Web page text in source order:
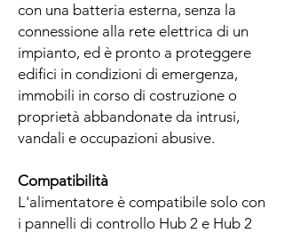
con una batteria esterna, senza la
connessione alla rete elettrica di un
impianto, ed è pronto a proteggere
edifici in condizioni di emergenza,
immobili in corso di costruzione o
proprietà abbandonate da intrusi,
vandali e occupazioni abusive.
Compatibilità
L'alimentatore è compatibile solo con
i pannelli di controllo Hub 2 e Hub 2